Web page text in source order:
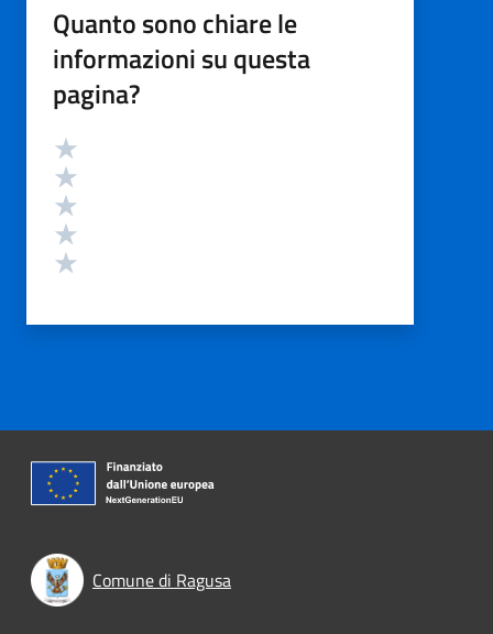
Quanto sono chiare le
informazioni su questa
pagina?
Valutazione
Comune di Ragusa